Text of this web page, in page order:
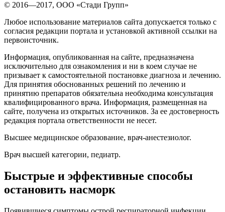
© 2016—2017, OOO «Стади Групп»
Любое использование материалов сайта допускается только с
согласия редакции портала и установкой активной ссылки на
первоисточник.
Информация, опубликованная на сайте, предназначена
исключительно для ознакомления и ни в коем случае не
призывает к самостоятельной постановке диагноза и лечению.
Для принятия обоснованных решений по лечению и
принятию препаратов обязательна необходима консультация
квалифицированного врача. Информация, размещенная на
сайте, получена из открытых источников. За ее достоверность
редакция портала ответственности не несет.
Высшее медицинское образование, врач-анестезиолог.
Врач высшей категории, педиатр.
Быстрые и эффективные способы
остановить насморк